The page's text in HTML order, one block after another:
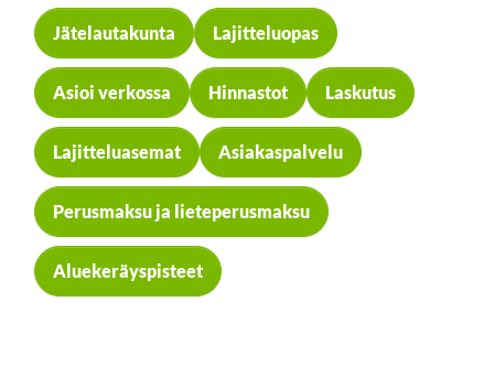
Jätelautakunta Lajitteluopas
Asioi verkossa Hinnastot Laskutus
Lajitteluasemat Asiakaspalvelu
Perusmaksu ja lieteperusmaksu
Aluekeräyspisteet